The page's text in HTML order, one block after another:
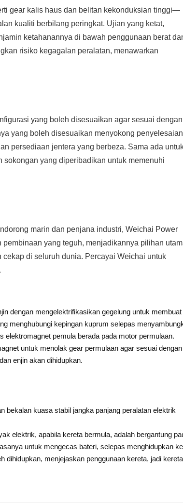
gear kalis haus dan belitan kekonduksian tinggi—
kualiti berbilang peringkat. Ujian yang ketat,
ketahanannya di bawah penggunaan berat
risiko kegagalan peralatan, menawarkan
yang boleh disesuaikan agar sesuai dengan
yang boleh disesuaikan menyokong penyelesaian
persediaan jentera yang berbeza. Sama ada
yang diperibadikan untuk memenuhi
marin dan penjana industri, Weichai Power
yang teguh, menjadikannya pilihan
di seluruh dunia. Percayai Weichai untuk
dengan mengelektrifikasikan gegelung untuk membuat
menghubungi kepingan kuprum selepas
elektromagnet pemula berada pada motor permulaan.
untuk menolak gear permulaan agar sesuai dengan
enjin akan dihidupkan.
bekalan kuasa stabil jangka panjang peralatan elektrik
elektrik, apabila kereta bermula, adalah bergantung
untuk mengecas bateri, selepas menghidupkan
dihidupkan, menjejaskan penggunaan kereta, jadi kereta